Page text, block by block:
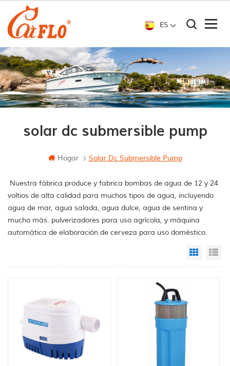
ES
solar dc submersible pump
Hogar Solar Dc Submersible Pump
Nuestra fábrica produce y fabrica bombas de agua de 12 y 24
voltios de alta calidad para muchos tipos de agua, incluyendo
agua de mar, agua salada, agua dulce, agua de sentina y
mucho más. pulverizadores para uso agrícola, y máquina
automática de elaboración de cerveza para uso doméstico.
Grid